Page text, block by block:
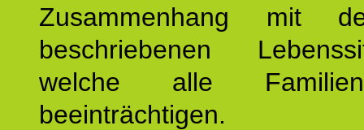
Zusammenhang mit
beschriebenen
welche alle
beeinträchtigen.